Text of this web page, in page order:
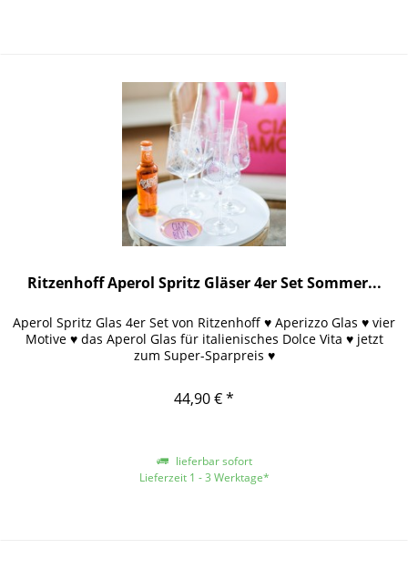
Ritzenhoff Aperol Spritz Gläser 4er Set Sommer...
Aperol Spritz Glas 4er Set von Ritzenhoff ♥ Aperizzo Glas ♥ vier
Motive ♥ das Aperol Glas für italienisches Dolce Vita ♥ jetzt
zum Super-Sparpreis ♥
44,90 € *
lieferbar sofort
Lieferzeit 1 - 3 Werktage*